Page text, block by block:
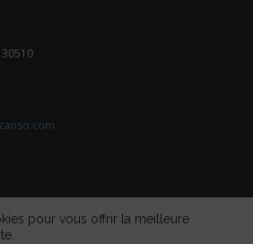
pour vous offrir la meilleure